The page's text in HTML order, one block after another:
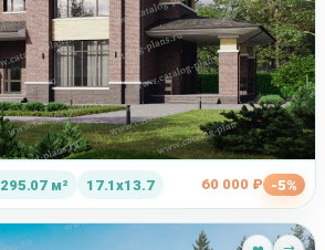
295.07 м² 17.1x13.7 60 000 ₽ -5%